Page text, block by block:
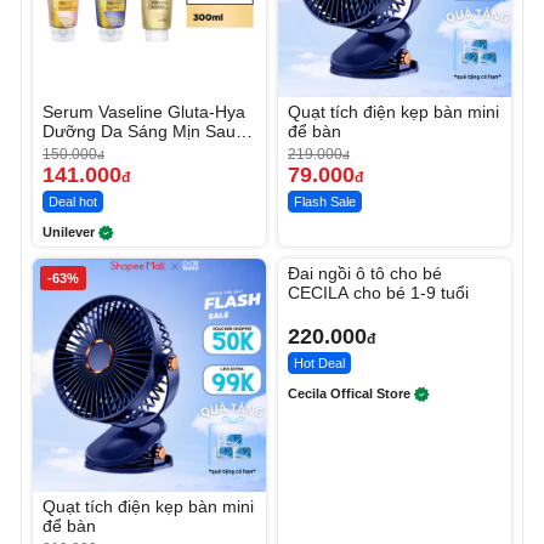
Serum Vaseline Gluta-Hya
Dưỡng Da Sáng Mịn Sau 7
Ngày
150.000đ
141.000đ
Deal hot
Unilever
Quạt tích điện kẹp bàn mini
để bàn
219.000đ
79.000đ
Flash Sale
-63%
Quạt tích điện kẹp bàn mini
để bàn
Đai ngồi ô tô cho bé
CECILA cho bé 1-9 tuổi
220.000đ
Hot Deal
Cecila Offical Store